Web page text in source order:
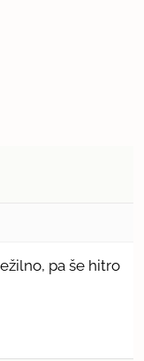
pa še hitro